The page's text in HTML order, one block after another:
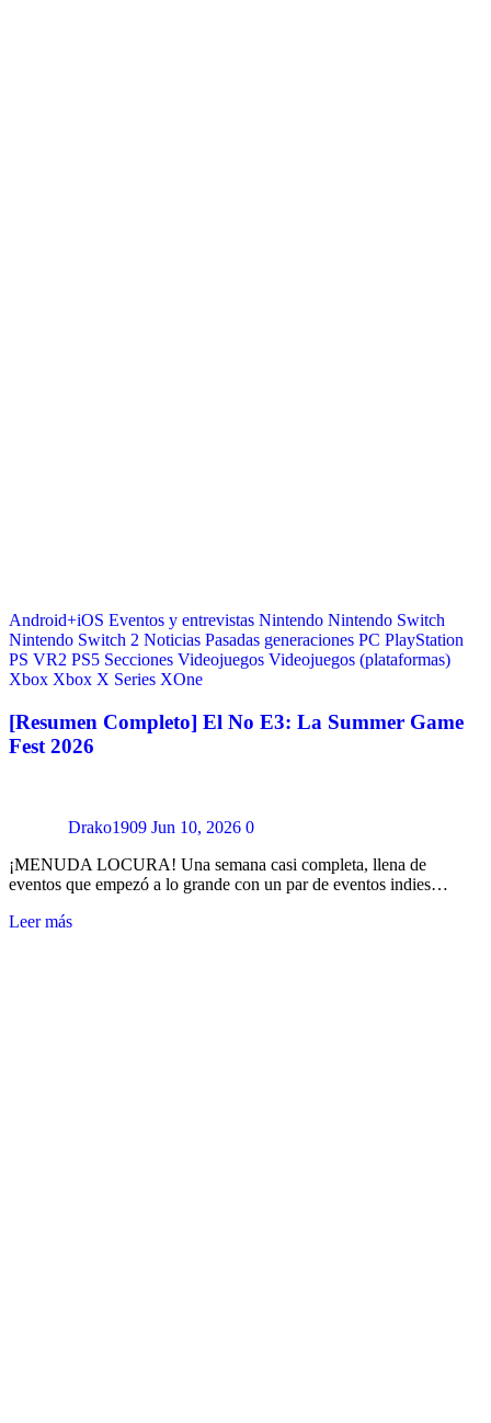
Android+iOS Eventos y entrevistas Nintendo Nintendo Switch
Nintendo Switch 2 Noticias Pasadas generaciones PC PlayStation
PS VR2 PS5 Secciones Videojuegos Videojuegos (plataformas)
Xbox Xbox X Series XOne
[Resumen Completo] El No E3: La Summer Game
Fest 2026
Drako1909 Jun 10, 2026 0
¡MENUDA LOCURA! Una semana casi completa, llena de
eventos que empezó a lo grande con un par de eventos indies…
Leer más